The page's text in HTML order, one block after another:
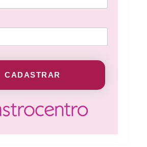
CADASTRAR